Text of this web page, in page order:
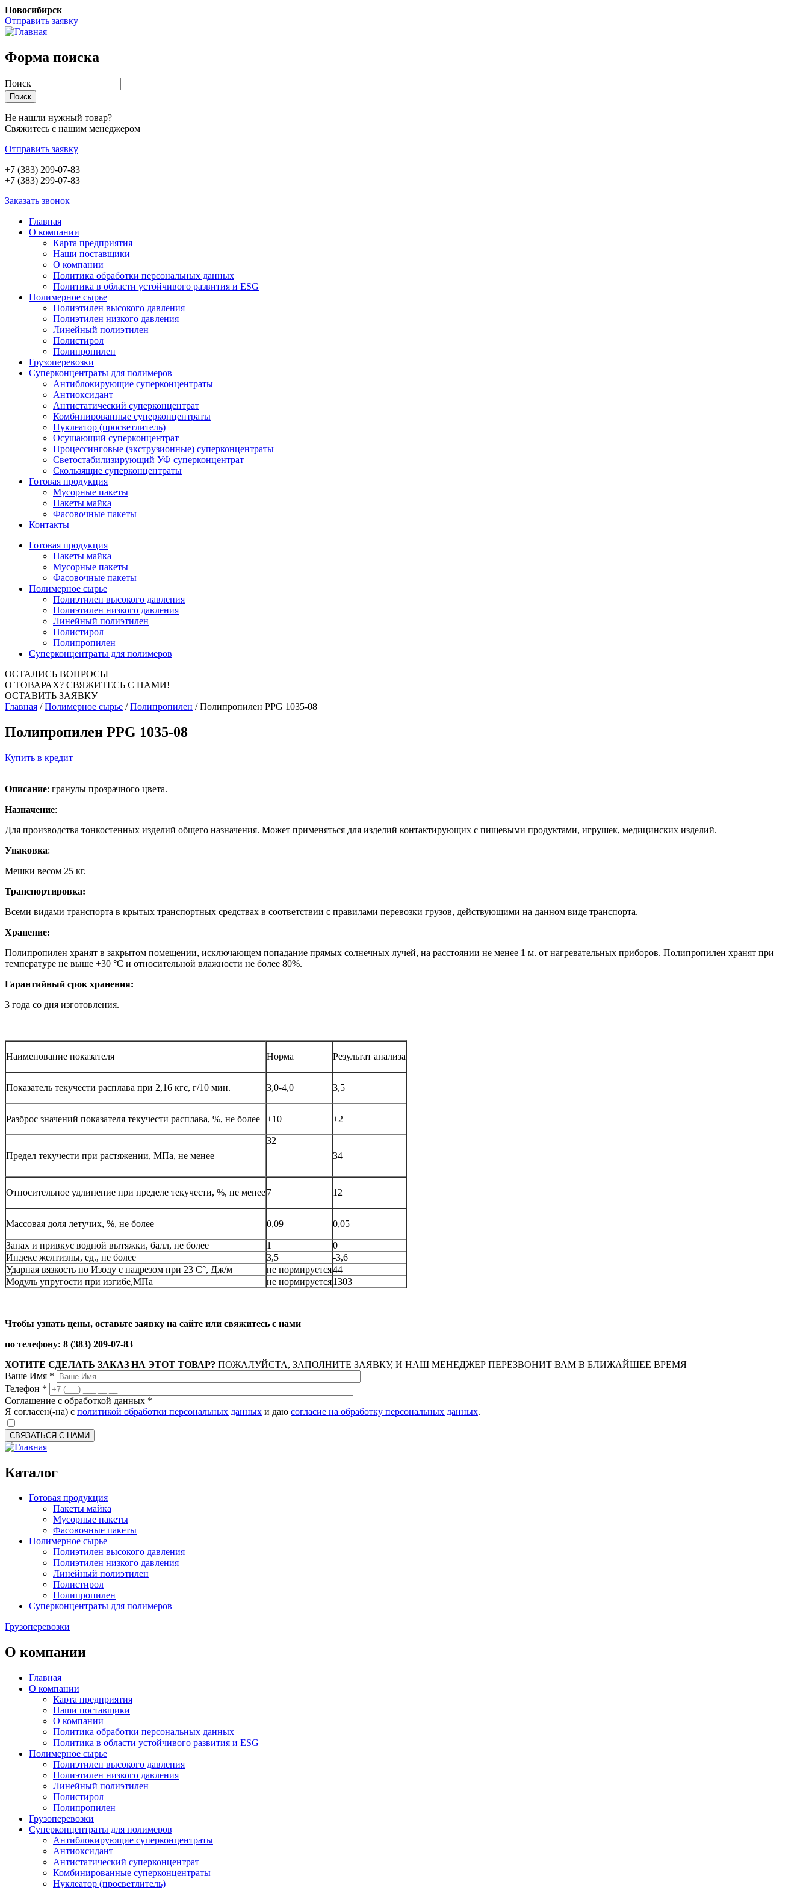
Новосибирск
Отправить заявку
Форма поиска
Поиск
Не нашли нужный товар?
Свяжитесь с нашим менеджером
Отправить заявку
+7 (383) 209-07-83
+7 (383) 299-07-83
Заказать звонок
Главная
О компании
Карта предприятия
Наши поставщики
О компании
Политика обработки персональных данных
Политика в области устойчивого развития и ESG
Полимерное сырье
Полиэтилен высокого давления
Полиэтилен низкого давления
Линейный полиэтилен
Полистирол
Полипропилен
Грузоперевозки
Суперконцентраты для полимеров
Антиблокирующие суперконцентраты
Антиоксидант
Антистатический суперконцентрат
Комбинированные суперконцентраты
Нуклеатор (просветлитель)
Осушающий суперконцентрат
Процессинговые (экструзионные) суперконцентраты
Светостабилизирующий УФ суперконцентрат
Скользящие суперконцентраты
Готовая продукция
Мусорные пакеты
Пакеты майка
Фасовочные пакеты
Контакты
Готовая продукция
Пакеты майка
Мусорные пакеты
Фасовочные пакеты
Полимерное сырье
Полиэтилен высокого давления
Полиэтилен низкого давления
Линейный полиэтилен
Полистирол
Полипропилен
Суперконцентраты для полимеров
ОСТАЛИСЬ ВОПРОСЫ
О ТОВАРАХ? СВЯЖИТЕСЬ С НАМИ!
ОСТАВИТЬ ЗАЯВКУ
Главная /Полимерное сырье /Полипропилен /Полипропилен PPG 1035-08
Полипропилен PPG 1035-08
Купить в кредит
Описание: гранулы прозрачного цвета.
Назначение:
Для производства тонкостенных изделий общего назначения. Может применяться для изделий контактирующих с пищевыми продуктами, игрушек, медицинских изделий.
Упаковка:
Мешки весом 25 кг.
Транспортировка:
Всеми видами транспорта в крытых транспортных средствах в соответствии с правилами перевозки грузов, действующими на данном виде транспорта.
Хранение:
Полипропилен хранят в закрытом помещении, исключающем попадание прямых солнечных лучей, на расстоянии не менее 1 м. от нагревательных приборов. Полипропилен хранят при
температуре не выше +30 °С и относительной влажности не более 80%.
Гарантийный срок хранения:
3 года со дня изготовления.
Наименование показателя Норма Результат анализа
Показатель текучести расплава при 2,16 кгс, г/10 мин. 3,0-4,0 3,5
Разброс значений показателя текучести расплава, %, не более ±10 ±2
Предел текучести при растяжении, МПа, не менее
32
34
Относительное удлинение при пределе текучести, %, не менее7 12
Массовая доля летучих, %, не более 0,09 0,05
Запах и привкус водной вытяжки, балл, не более 1
0
Индекс желтизны, ед., не более
3,5
-3,6
Ударная вязкость по Изоду с надрезом при 23 С°, Дж/м
не нормируется44
Модуль упругости при изгибе,МПа
не нормируется1303
Чтобы узнать цены, оставьте заявку на сайте или свяжитесь с нами
по телефону: 8 (383) 209-07-83
ХОТИТЕ СДЕЛАТЬ ЗАКАЗ НА ЭТОТ ТОВАР? ПОЖАЛУЙСТА, ЗАПОЛНИТЕ ЗАЯВКУ, И НАШ МЕНЕДЖЕР ПЕРЕЗВОНИТ ВАМ В БЛИЖАЙШЕЕ ВРЕМЯ
Ваше Имя *
Телефон *
Соглашение с обработкой данных *
Я согласен(-на) с политикой обработки персональных данных и даю согласие на обработку персональных данных.
CAPTCHA
This question is for testing whether or not you are a human visitor and to
7-1
Каталог
Готовая продукция
Пакеты майка
Мусорные пакеты
Фасовочные пакеты
Полимерное сырье
Полиэтилен высокого давления
Полиэтилен низкого давления
Линейный полиэтилен
Полистирол
Полипропилен
Суперконцентраты для полимеров
Грузоперевозки
О компании
Главная
О компании
Карта предприятия
Наши поставщики
О компании
Политика обработки персональных данных
Политика в области устойчивого развития и ESG
Полимерное сырье
Полиэтилен высокого давления
Полиэтилен низкого давления
Линейный полиэтилен
Полистирол
Полипропилен
Грузоперевозки
Суперконцентраты для полимеров
Антиблокирующие суперконцентраты
Антиоксидант
Антистатический суперконцентрат
Комбинированные суперконцентраты
Нуклеатор (просветлитель)